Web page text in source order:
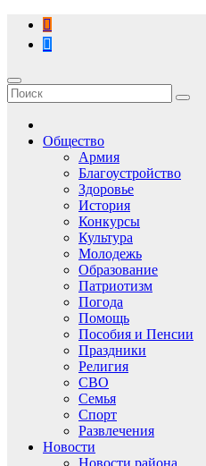
Перейти
содержимому
Общество
Армия
Благоустройство
Здоровье
История
Конкурсы
Культура
Молодежь
Образование
Патриотизм
Погода
Помощь
Пособия и Пенсии
Праздники
Религия
СВО
Семья
Спорт
Развлечения
Новости
Новости района